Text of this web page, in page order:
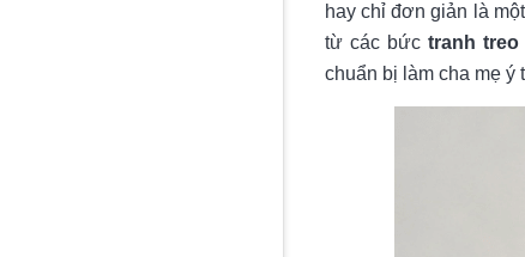
hay chỉ đơn giản là
từ các bức tranh
chuẩn bị làm cha mẹ ý